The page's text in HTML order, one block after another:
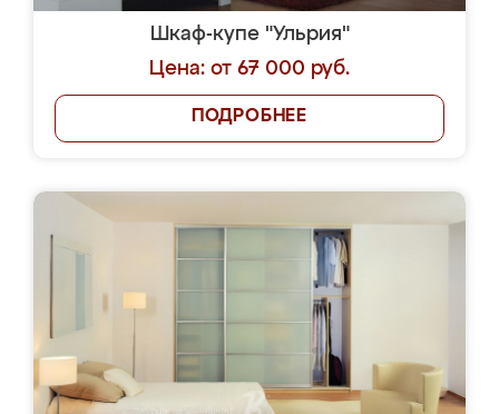
Шкаф-купе "Ульрия"
Цена: от 67 000 руб.
ПОДРОБНЕЕ